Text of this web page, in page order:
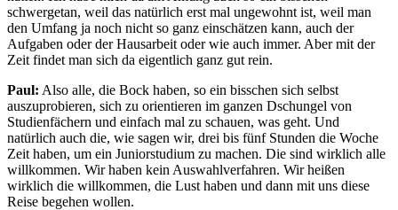
schwergetan, weil das natürlich erst mal ungewohnt ist, weil man
den Umfang ja noch nicht so ganz einschätzen kann, auch der
Aufgaben oder der Hausarbeit oder wie auch immer. Aber mit der
Zeit findet man sich da eigentlich ganz gut rein.
Paul: Also alle, die Bock haben, so ein bisschen sich selbst
auszuprobieren, sich zu orientieren im ganzen Dschungel von
Studienfächern und einfach mal zu schauen, was geht. Und
natürlich auch die, wie sagen wir, drei bis fünf Stunden die Woche
Zeit haben, um ein Juniorstudium zu machen. Die sind wirklich alle
willkommen. Wir haben kein Auswahlverfahren. Wir heißen
wirklich die willkommen, die Lust haben und dann mit uns diese
Reise begehen wollen.